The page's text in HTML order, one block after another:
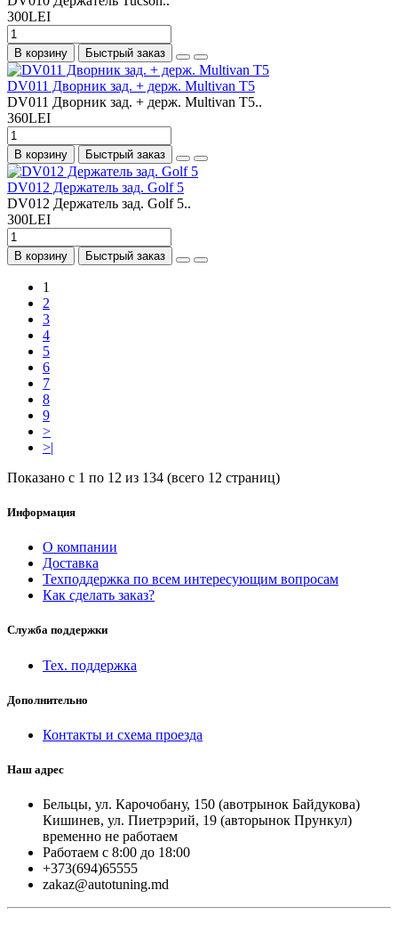
300LEI
В корзину Быстрый заказ
DV011 Дворник зад. + держ. Multivan T5
DV011 Дворник зад. + держ. Multivan T5..
360LEI
В корзину Быстрый заказ
DV012 Держатель зад. Golf 5
DV012 Держатель зад. Golf 5..
300LEI
В корзину Быстрый заказ
1
2
3
4
5
6
7
8
9
>
>|
Показано с 1 по 12 из 134 (всего 12 страниц)
Информация
О компании
Доставка
Техподдержка по всем интересующим вопросам
Как сделать заказ?
Служба поддержки
Тех. поддержка
Дополнительно
Контакты и схема проезда
Наш адрес
Бельцы, ул. Карочобану, 150 (авотрынок Байдукова)
Кишинев, ул. Пиетрэрий, 19 (авторынок Прункул)
временно не работаем
Работаем с 8:00 до 18:00
+373(694)65555
zakaz@autotuning.md